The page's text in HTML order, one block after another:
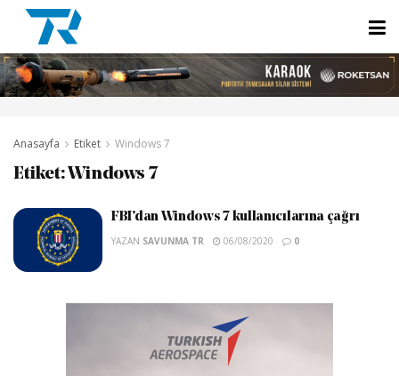
Anasayfa Etiket Windows 7
Etiket: Windows 7
FBI’dan Windows 7 kullanıcılarına çağrı
YAZAN SAVUNMA TR 06/08/2020 0